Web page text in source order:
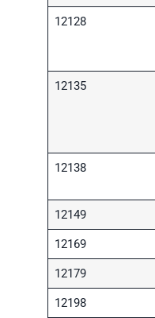
12128
12135
12138
12149
12169
12179
12198